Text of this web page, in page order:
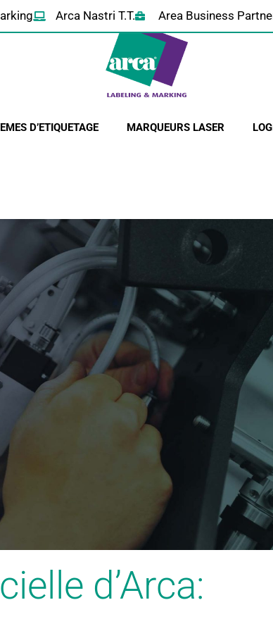
Arca Nastri T.T. Area Business
D’ETIQUETAGE MARQUEURS LASER
d’Arca: